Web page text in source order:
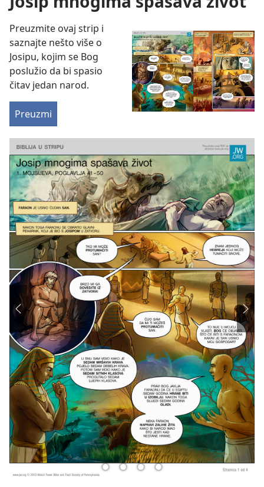
Preuzmite ovaj strip i
saznajte nešto više o
Josipu, kojim se Bog
poslužio da bi spasio
čitav jedan narod.
Preuzmi